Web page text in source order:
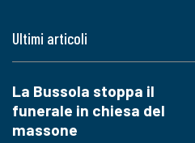
Ultimi articoli
La Bussola stoppa il
funerale in chiesa del
massone